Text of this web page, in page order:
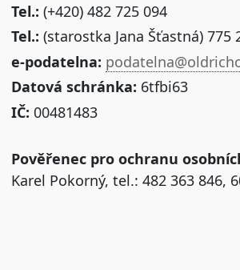
Tel.: (+420) 482 725 094
Tel.: (starostka Jana Šťastná) 775
e-podatelna:
Datová schránka: 6tfbi63
IČ: 00481483
Pověřenec pro ochranu
Karel Pokorný, tel.: 482 363 846,